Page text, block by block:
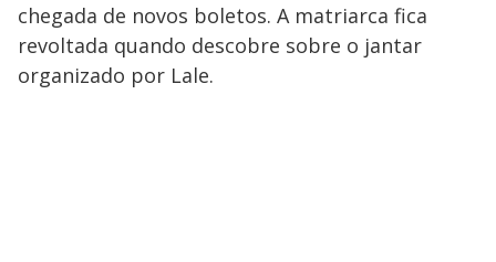
chegada de novos boletos. A matriarca fica
revoltada quando descobre sobre o jantar
organizado por Lale.